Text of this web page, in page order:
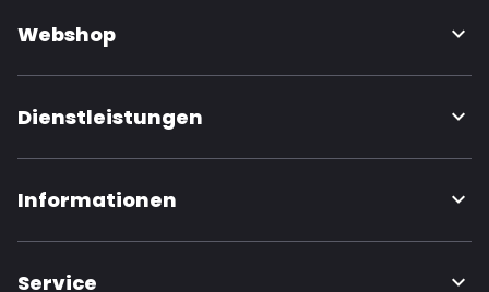
Webshop
Dienstleistungen
Informationen
Service